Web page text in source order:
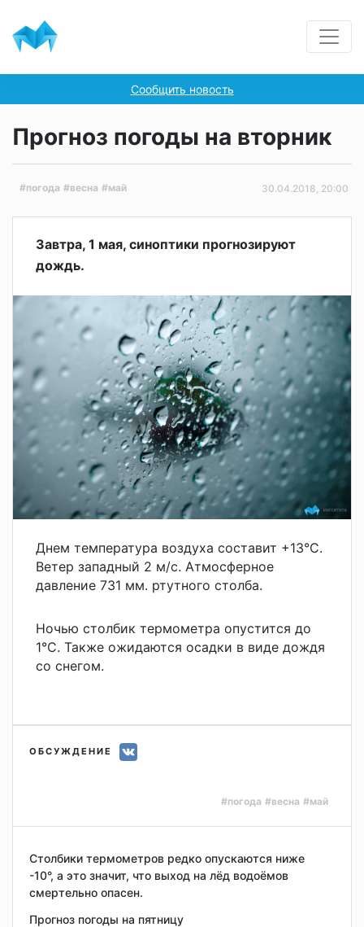
Сообщить новость
Прогноз погоды на вторник
#погода #весна #май 30.04.2018, 20:00
Завтра, 1 мая, синоптики прогнозируют
дождь.
Днем температура воздуха составит +13°С.
Ветер западный 2 м/с. Атмосферное
давление 731 мм. ртутного столба.
Ночью столбик термометра опустится до
1°С. Также ожидаются осадки в виде дождя
со снегом.
ОБСУЖДЕНИЕ
#погода #весна #май
Столбики термометров редко опускаются ниже
-10°, а это значит, что выход на лёд водоёмов
смертельно опасен.
Прогноз погоды на пятницу